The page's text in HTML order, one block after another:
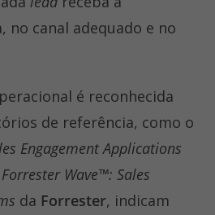
no canal adequado e no
é reconhecida
de referência, como o
Engagement Applications
Forrester Wave™: Sales
da Forrester, indicam